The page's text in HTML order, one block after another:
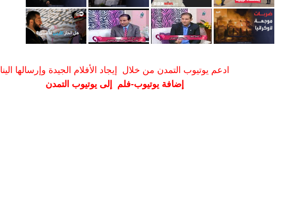
ادعم يوتيوب التمدن من خلال إيجاد الأفلام الجيدة وإرسالها الينا
إضافة يوتيوب-فلم إلى يوتيوب التمدن